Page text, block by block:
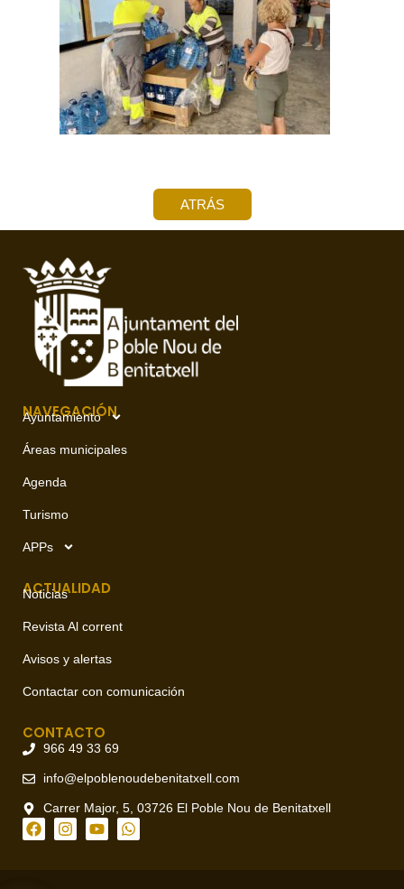
ATRÁS
NAVEGACIÓN
Ayuntamiento
Áreas municipales
Agenda
Turismo
APPs
ACTUALIDAD
Noticias
Revista Al corrent
Avisos y alertas
Contactar con comunicación
CONTACTO
966 49 33 69
info@elpoblenoudebenitatxell.com
Carrer Major, 5, 03726 El Poble Nou de Benitatxell